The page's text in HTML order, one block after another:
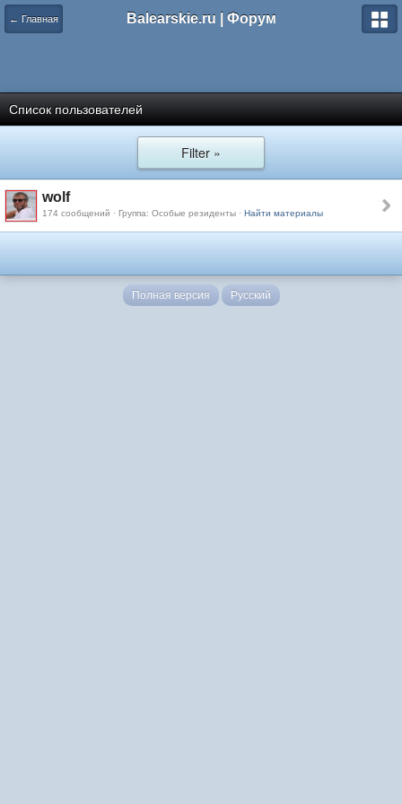
← Главная Balearskie.ru | Форум
Список пользователей
Filter »
wolf
174 сообщений · Группа: Особые резиденты · Найти материалы
Полная версия Русский